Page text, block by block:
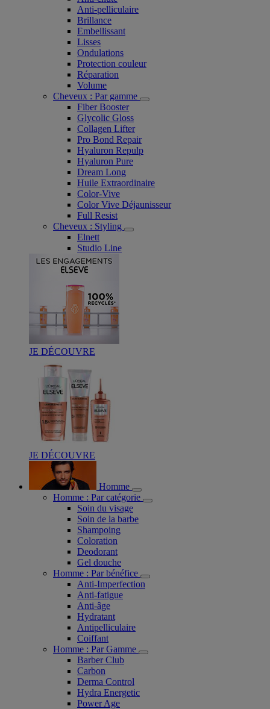
Anti-pelliculaire​
Brillance
Embellissant
Lisses
Ondulations
Protection couleur​
Réparation
Volume
Cheveux : Par gamme
Fiber Booster
Glycolic Gloss
Collagen Lifter
Pro Bond Repair
Hyaluron Repulp
Hyaluron Pure
Dream Long
Huile Extraordinaire
Color-Vive
Color Vive Déjaunisseur
Full Resist
Cheveux : Styling
Elnett
Studio Line
JE DÉCOUVRE
JE DÉCOUVRE
Homme
Homme : Par catégorie
Soin du visage
Soin de la barbe
Shampoing
Coloration
Deodorant
Gel douche
Homme : Par bénéfice
Anti-Imperfection
Anti-fatigue
Anti-âge
Hydratant
Antipelliculaire
Coiffant
Homme : Par Gamme
Barber Club
Carbon
Derma Control
Hydra Energetic
Power Age